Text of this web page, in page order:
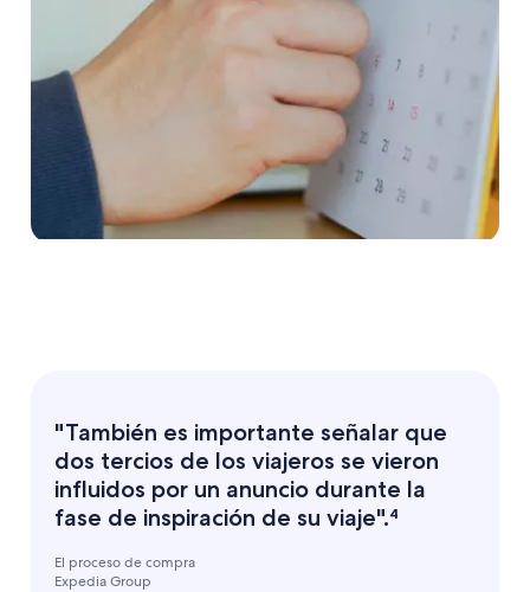
"También es importante señalar que
dos tercios de los viajeros se vieron
influidos por un anuncio durante la
fase de inspiración de su viaje".⁴
El proceso de compra
Expedia Group